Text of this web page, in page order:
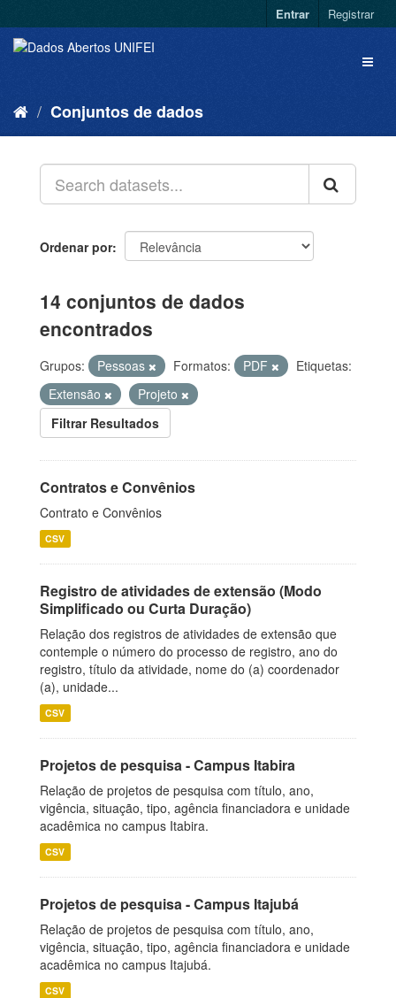
Entrar Registrar
Conjuntos de dados
Ordenar por
14 conjuntos de dados
encontrados
Grupos: Pessoas Formatos: PDF
Etiquetas:
Extensão
Projeto
Filtrar Resultados
Contratos e Convênios
Contrato e Convênios
CSV
Registro de atividades de extensão (Modo
Simplificado ou Curta Duração)
Relação dos registros de atividades de extensão que
contemple o número do processo de registro, ano do
registro, título da atividade, nome do (a) coordenador
(a), unidade...
CSV
Projetos de pesquisa - Campus Itabira
Relação de projetos de pesquisa com título, ano,
vigência, situação, tipo, agência financiadora e unidade
acadêmica no campus Itabira.
CSV
Projetos de pesquisa - Campus Itajubá
Relação de projetos de pesquisa com título, ano,
vigência, situação, tipo, agência financiadora e unidade
acadêmica no campus Itajubá.
CSV